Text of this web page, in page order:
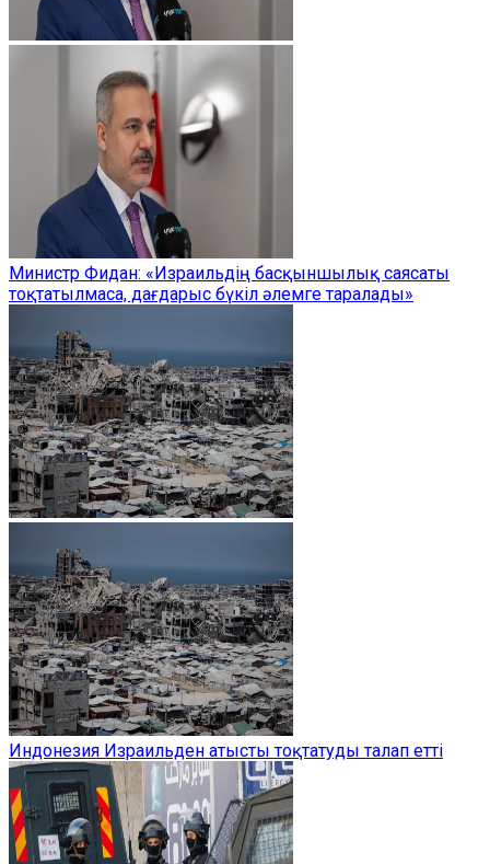
Министр Фидан: «Израильдің басқыншылық саясаты
тоқтатылмаса, дағдарыс бүкіл әлемге таралады»
Индонезия Израильден атысты тоқтатуды талап етті